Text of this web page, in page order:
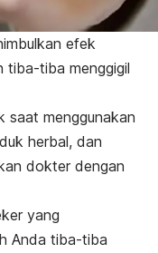
efek
tiba-tiba menggigil
saat menggunakan
herbal, dan
dokter dengan
yang
Anda tiba-tiba